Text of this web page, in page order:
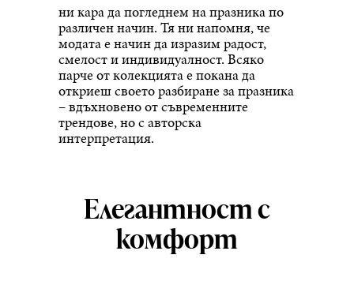
ни кара да погледнем на празника по
различен начин. Тя ни напомня, че
модата е начин да изразим радост,
смелост и индивидуалност. Всяко
парче от колекцията е покана да
откриеш своето разбиране за празника
– вдъхновено от съвременните
трендове, но с авторска
интерпретация.
Елегантност с
комфорт